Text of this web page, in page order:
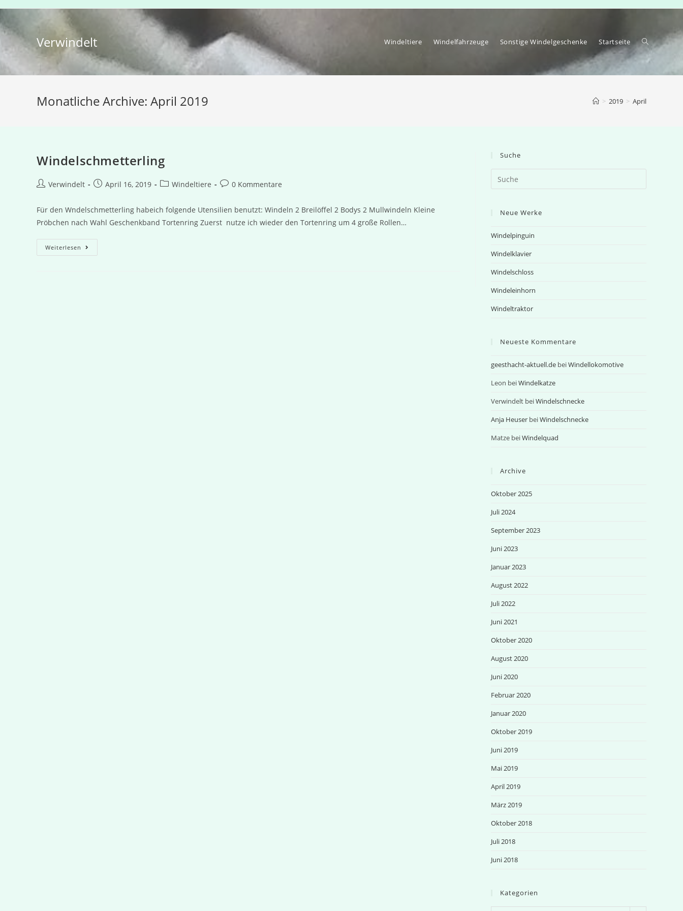
springen
Verwindelt Windeltiere Windelfahrzeuge Sonstige Windelgeschenke Startseite
Monatliche Archive: April 2019 > 2019 > April
Windelschmetterling
Beitrags-
Verwindelt
BeitragApril 16, 2019
Beitrags-
Windeltiere
Beitrags-
0 Kommentare
Für den Wndelschmetterling habeich folgende Utensilien benutzt: Windeln 2 Breilöffel 2 Bodys 2 Mullwindeln Kleine
Pröbchen nach Wahl Geschenkband Tortenring Zuerst nutze ich wieder den Tortenring um 4 große Rollen…
Weiterlesen Windelschmetterling
Suche
Search
this
Neue Werke
Windelpinguin
Windelklavier
Windelschloss
Windeleinhorn
Windeltraktor
Neueste Kommentare
geesthacht-aktuell.de beiWindellokomotive
Leon beiWindelkatze
Verwindelt beiWindelschnecke
Anja Heuser beiWindelschnecke
Matze beiWindelquad
Archive
Oktober 2025
Juli 2024
September 2023
Juni 2023
Januar 2023
August 2022
Juli 2022
Juni 2021
Oktober 2020
August 2020
Juni 2020
Februar 2020
Januar 2020
Oktober 2019
Juni 2019
Mai 2019
April 2019
März 2019
Oktober 2018
Juli 2018
Juni 2018
Kategorien